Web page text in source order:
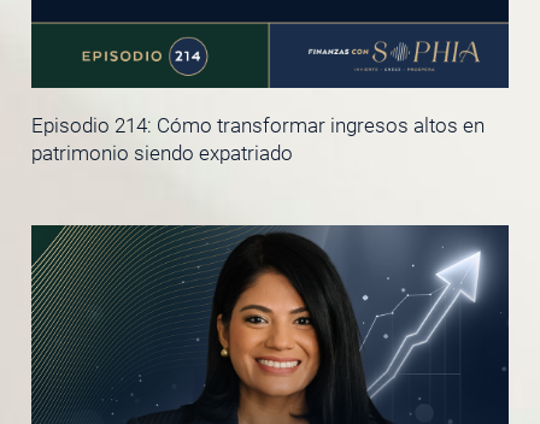
Episodio 214: Cómo transformar ingresos altos en
patrimonio siendo expatriado